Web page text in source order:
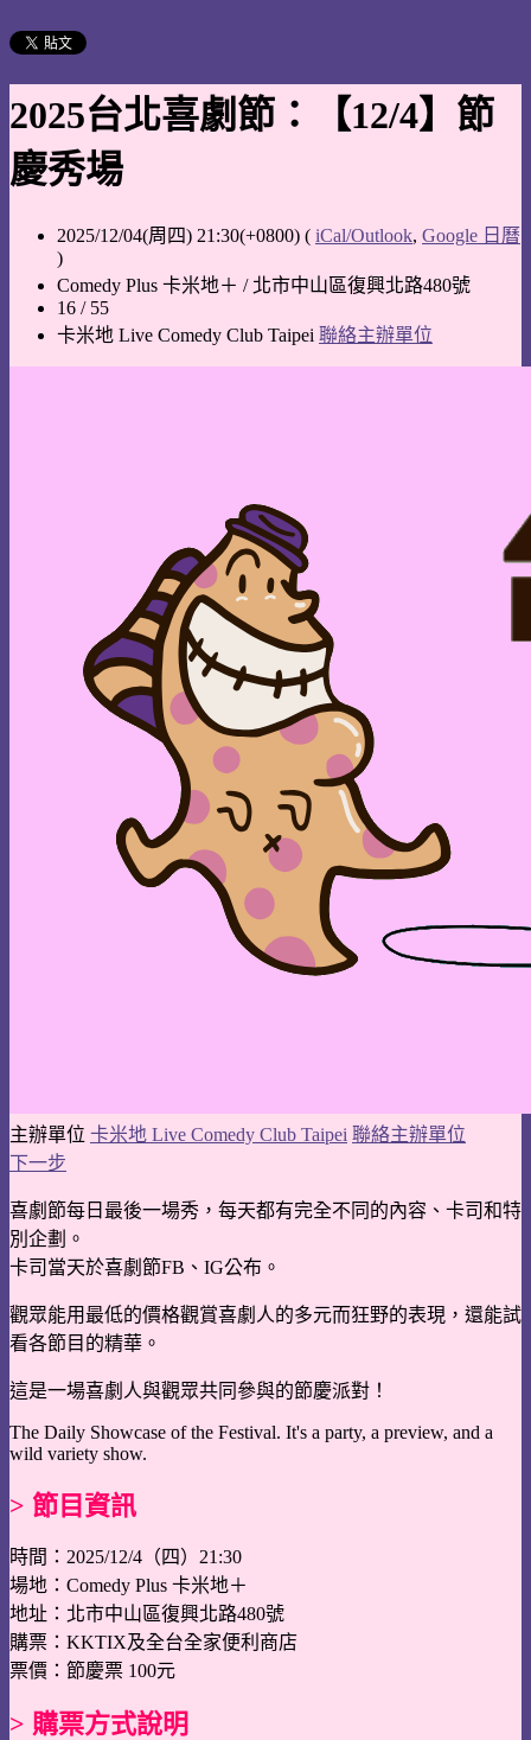
2025台北喜劇節：【12/4】節
慶秀場
2025/12/04(周四) 21:30(+0800) ( iCal/Outlook, Google 日曆
)
Comedy Plus 卡米地＋ / 北市中山區復興北路480號
16 / 55
卡米地 Live Comedy Club Taipei 聯絡主辦單位
主辦單位 卡米地 Live Comedy Club Taipei 聯絡主辦單位
下一步
喜劇節每日最後一場秀，每天都有完全不同的內容、卡司和特
別企劃。
卡司當天於喜劇節FB、IG公布。
觀眾能用最低的價格觀賞喜劇人的多元而狂野的表現，還能試
看各節目的精華。
這是一場喜劇人與觀眾共同參與的節慶派對！
The Daily Showcase of the Festival. It's a party, a preview, and a
wild variety show.
> 節目資訊
時間：2025/12/4（四）21:30
場地：Comedy Plus 卡米地＋
地址：北市中山區復興北路480號
購票：KKTIX及全台全家便利商店
票價：節慶票 100元
> 購票方式說明